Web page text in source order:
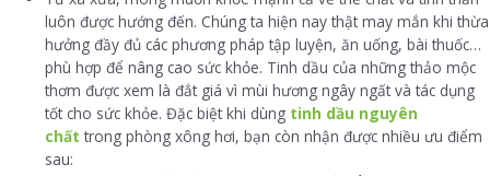
luôn được hướng đến. Chúng ta hiện nay thật may mắn khi thừa
hưởng đầy đủ các phương pháp tập luyện, ăn uống, bài thuốc…
phù hợp để nâng cao sức khỏe. Tinh dầu của những thảo mộc
thơm được xem là đắt giá vì mùi hương ngây ngất và tác dụng
tốt cho sức khỏe. Đặc biệt khi dùng tinh dầu nguyên
chất trong phòng xông hơi, bạn còn nhận được nhiều ưu điểm
sau: